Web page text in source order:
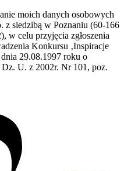
moich danych osobowych
z siedzibą w Poznaniu (60-166
w celu przyjęcia zgłoszenia
Konkursu ‚Inspiracje
29.08.1997 roku o
U. z 2002r. Nr 101, poz.